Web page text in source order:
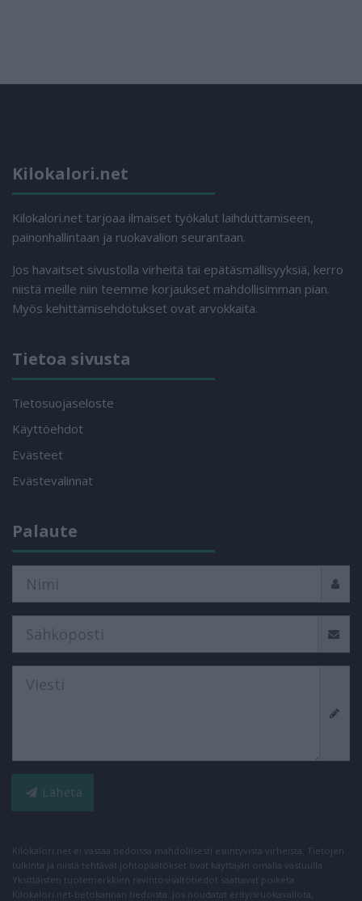
Kilokalori.net
Kilokalori.net tarjoaa ilmaiset työkalut laihduttamiseen,
painonhallintaan ja ruokavalion seurantaan.
Jos havaitset sivustolla virheitä tai epätäsmällisyyksiä, kerro
niistä meille niin teemme korjaukset mahdollisimman pian.
Myös kehittämisehdotukset ovat arvokkaita.
Tietoa sivusta
Tietosuojaseloste
Käyttöehdot
Evästeet
Evästevalinnat
Palaute
Lähetä
Kilokalori.net ei vastaa tiedoissa mahdollisesti esiintyvistä virheistä. Tietojen
tulkinta ja niistä tehtävät johtopäätökset ovat käyttäjän omalla vastuulla.
Yksittäisten tuotemerkkien ravintosisältötiedot saattavat poiketa
Kilokalori.net-tietokannan tiedoista. Jos noudatat erityisruokavaliota,